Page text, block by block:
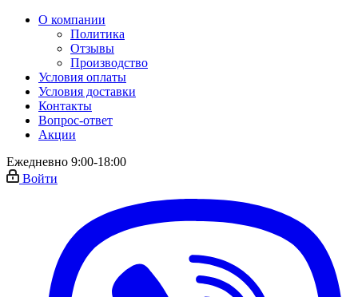
О компании
Политика
Отзывы
Производство
Условия оплаты
Условия доставки
Контакты
Вопрос-ответ
Акции
Ежедневно 9:00-18:00
Войти